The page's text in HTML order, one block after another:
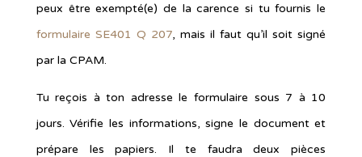
peux être exempté(e) de la carence si tu fournis le
formulaire SE401 Q 207, mais il faut qu’il soit signé
par la CPAM.
Tu reçois à ton adresse le formulaire sous 7 à 10
jours. Vérifie les informations, signe le document et
prépare les papiers. Il te faudra deux pièces